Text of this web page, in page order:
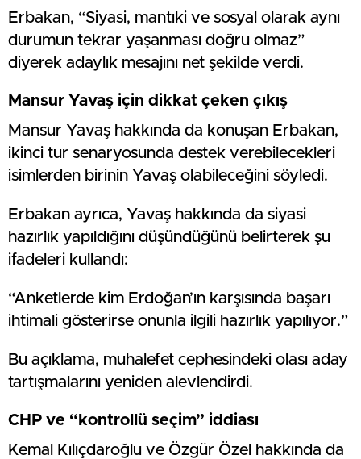
Erbakan, “Siyasi, mantıki ve sosyal olarak aynı
durumun tekrar yaşanması doğru olmaz”
diyerek adaylık mesajını net şekilde verdi.
Mansur Yavaş için dikkat çeken çıkış
Mansur Yavaş hakkında da konuşan Erbakan,
ikinci tur senaryosunda destek verebilecekleri
isimlerden birinin Yavaş olabileceğini söyledi.
Erbakan ayrıca, Yavaş hakkında da siyasi
hazırlık yapıldığını düşündüğünü belirterek şu
ifadeleri kullandı:
“Anketlerde kim Erdoğan’ın karşısında başarı
ihtimali gösterirse onunla ilgili hazırlık yapılıyor.”
Bu açıklama, muhalefet cephesindeki olası aday
tartışmalarını yeniden alevlendirdi.
CHP ve “kontrollü seçim” iddiası
Kemal Kılıçdaroğlu ve Özgür Özel hakkında da